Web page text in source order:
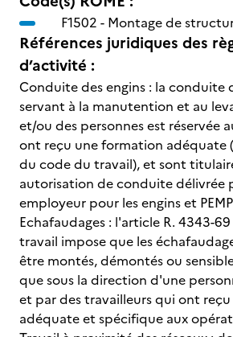
F1502 - Montage de
Références juridiques des
d’activité :
Conduite des engins : la conduite
servant à la manutention et au
et/ou des personnes est réservée
ont reçu une formation adéquate
du code du travail), et sont
autorisation de conduite délivrée
employeur pour les engins et
Echafaudages : l'article R. 4343-
travail impose que les
être montés, démontés ou
que sous la direction d'une
et par des travailleurs qui ont
adéquate et spécifique aux